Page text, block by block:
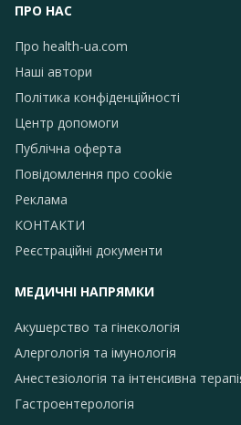
ПРО НАС
Про health-ua.com
Наші автори
Політика конфіденційності
Центр допомоги
Публічна оферта
Повідомлення про сookie
Реклама
КОНТАКТИ
Реєстраційні документи
МЕДИЧНІ НАПРЯМКИ
Акушерство та гінекологія
Алергологія та імунологія
Анестезіологія та інтенсивна
Гастроентерологія